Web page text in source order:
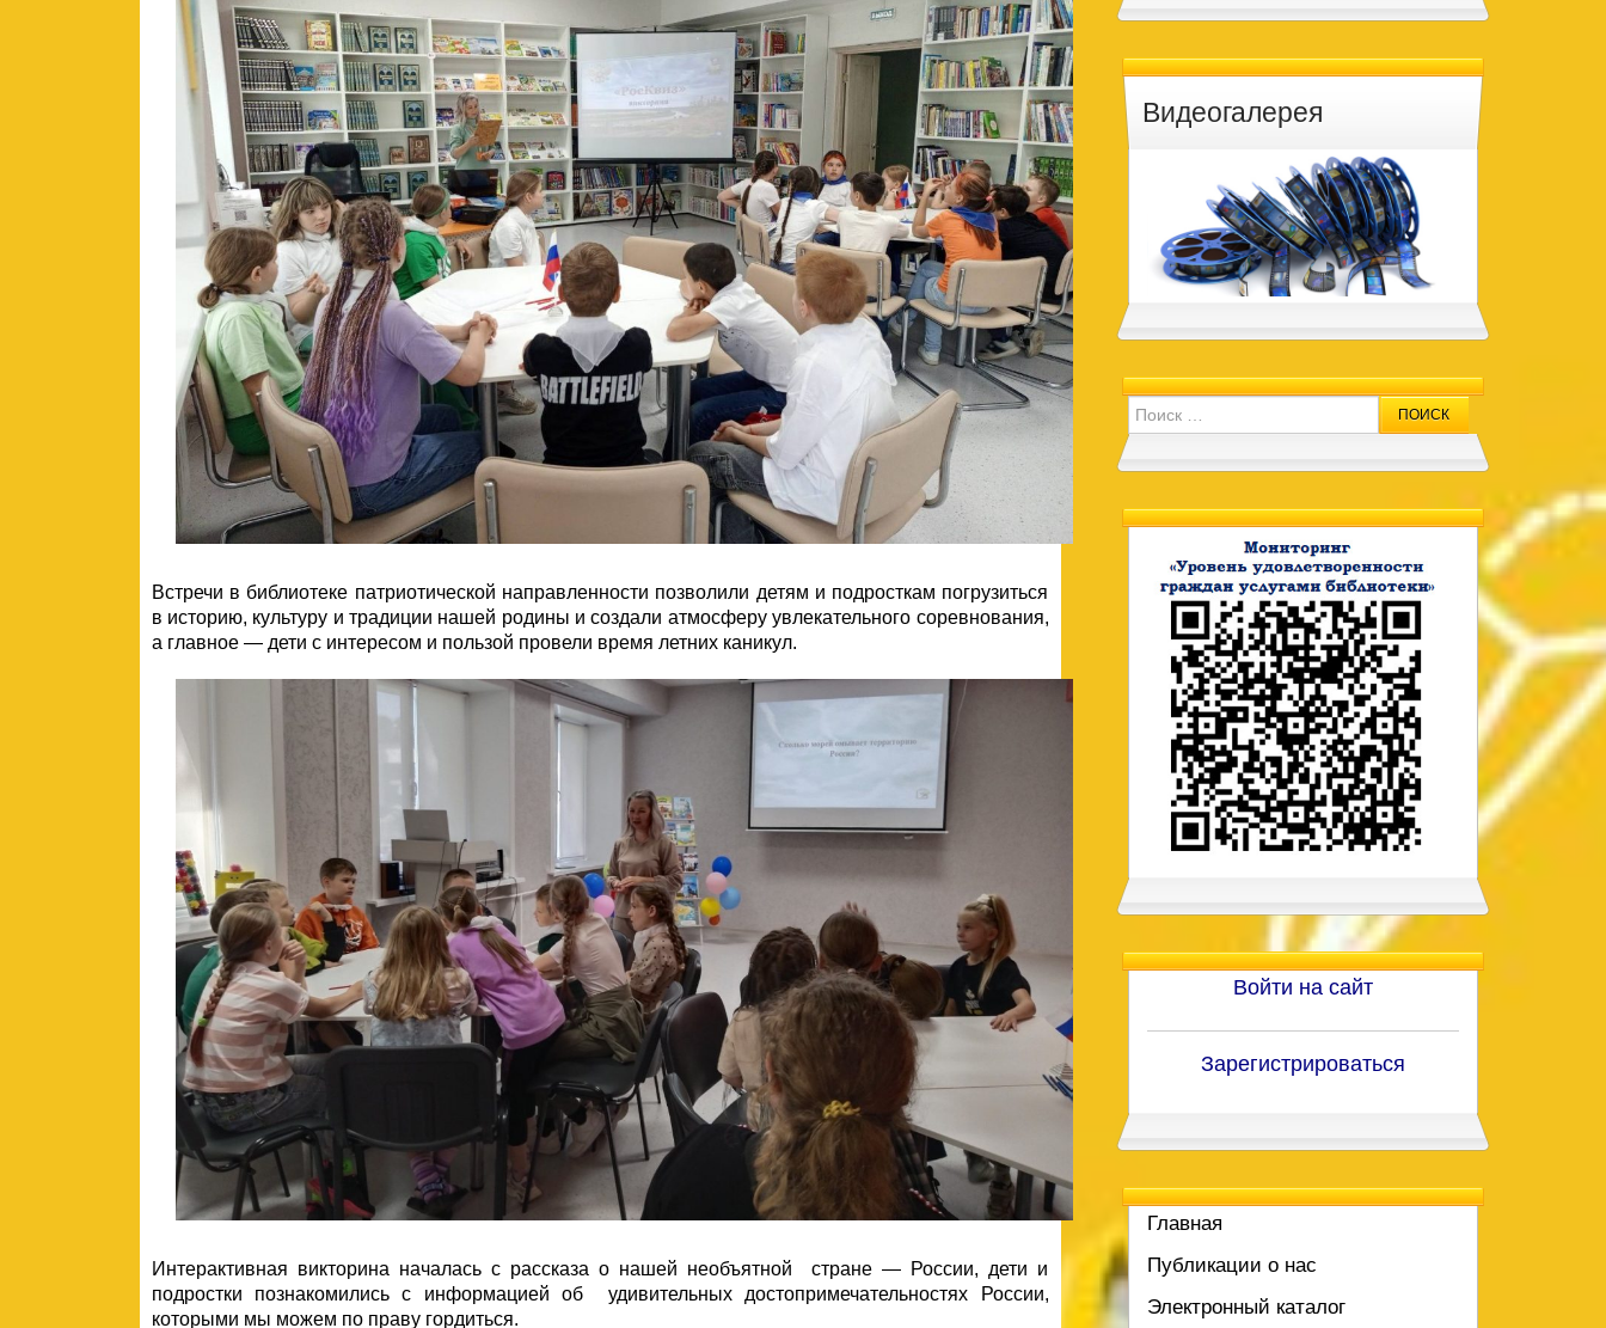
Встречи в библиотеке патриотической направленности позволили детям и подросткам погрузиться
в историю, культуру и традиции нашей родины и создали атмосферу увлекательного соревнования,
а главное — дети с интересом и пользой провели время летних каникул.
Интерактивная викторина началась с рассказа о нашей необъятной стране — России, дети и
подростки познакомились с информацией об удивительных достопримечательностях России,
которыми мы можем по праву гордиться.
Видеогалерея
Search for:
Войти на сайт
Зарегистрироваться
Главная
Публикации о нас
Электронный каталог